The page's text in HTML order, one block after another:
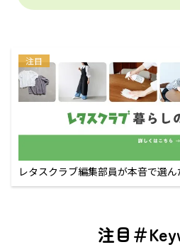
注目
レタスクラブ編集部員が本音で選ん
注目＃